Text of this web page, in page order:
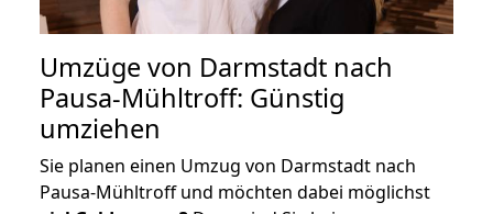
Umzüge von Darmstadt nach
Pausa-Mühltroff: Günstig
umziehen
Sie planen einen Umzug von Darmstadt nach
Pausa-Mühltroff und möchten dabei möglichst